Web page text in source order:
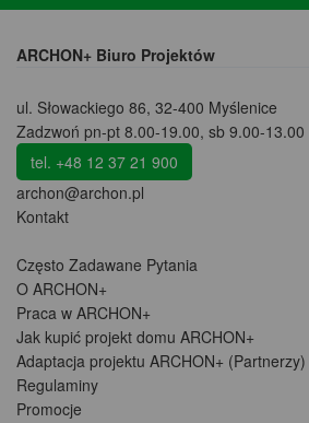
ARCHON+ Biuro Projektów
ul. Słowackiego 86, 32-400 Myślenice
Zadzwoń pn-pt 8.00-19.00, sb 9.00-13.00
tel. +48 12 37 21 900
archon@archon.pl
Kontakt
Często Zadawane Pytania
O ARCHON+
Praca w ARCHON+
Jak kupić projekt domu ARCHON+
Adaptacja projektu ARCHON+ (Partnerzy)
Regulaminy
Promocje